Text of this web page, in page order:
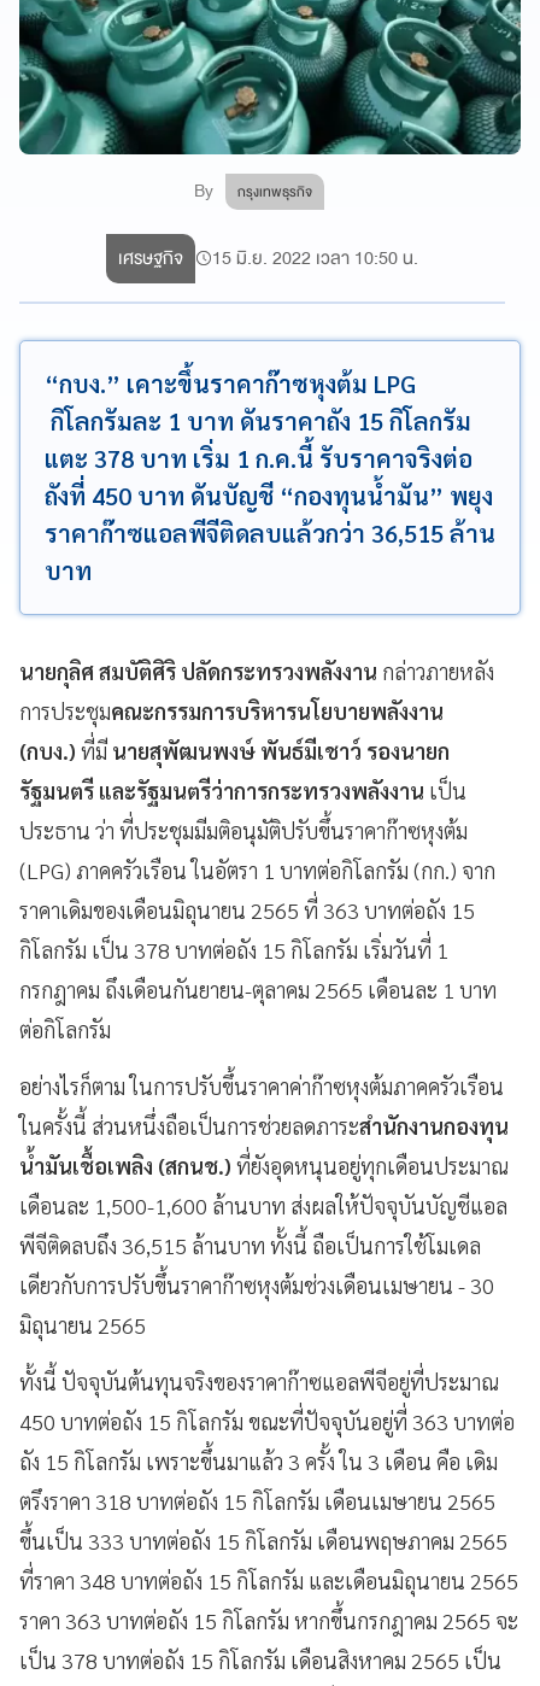
By กรุงเทพธุรกิจ
เศรษฐกิจ 15 มิ.ย. 2022 เวลา 10:50 น.
“กบง.” เคาะขึ้นราคาก๊าซหุงต้ม LPG
กิโลกรัมละ 1 บาท ดันราคาถัง 15 กิโลกรัม
แตะ 378 บาท เริ่ม 1 ก.ค.นี้ รับราคาจริงต่อ
ถังที่ 450 บาท ดันบัญชี “กองทุนน้ำมัน” พยุง
ราคาก๊าซแอลพีจีติดลบแล้วกว่า 36,515 ล้าน
บาท
นายกุลิศ สมบัติศิริ ปลัดกระทรวงพลังงาน กล่าวภายหลัง
การประชุมคณะกรรมการบริหารนโยบายพลังงาน
(กบง.) ที่มี นายสุพัฒนพงษ์ พันธ์มีเชาว์ รองนายก
รัฐมนตรี และรัฐมนตรีว่าการกระทรวงพลังงาน เป็น
ประธาน ว่า ที่ประชุมมีมติอนุมัติปรับขึ้นราคาก๊าซหุงต้ม
(LPG) ภาคครัวเรือน ในอัตรา 1 บาทต่อกิโลกรัม (กก.) จาก
ราคาเดิมของเดือนมิถุนายน 2565 ที่ 363 บาทต่อถัง 15
กิโลกรัม เป็น 378 บาทต่อถัง 15 กิโลกรัม เริ่มวันที่ 1
กรกฎาคม ถึงเดือนกันยายน-ตุลาคม 2565 เดือนละ 1 บาท
ต่อกิโลกรัม
อย่างไรก็ตาม ในการปรับขึ้นราคาค่าก๊าซหุงต้มภาคครัวเรือน
ในครั้งนี้ ส่วนหนึ่งถือเป็นการช่วยลดภาระสำนักงานกองทุน
น้ำมันเชื้อเพลิง (สกนช.) ที่ยังอุดหนุนอยู่ทุกเดือนประมาณ
เดือนละ 1,500-1,600 ล้านบาท ส่งผลให้ปัจจุบันบัญชีแอล
พีจีติดลบถึง 36,515 ล้านบาท ทั้งนี้ ถือเป็นการใช้โมเดล
เดียวกับการปรับขึ้นราคาก๊าซหุงต้มช่วงเดือนเมษายน - 30
มิถุนายน 2565
ทั้งนี้ ปัจจุบันต้นทุนจริงของราคาก๊าซแอลพีจีอยู่ที่ประมาณ
450 บาทต่อถัง 15 กิโลกรัม ขณะที่ปัจจุบันอยู่ที่ 363 บาทต่อ
ถัง 15 กิโลกรัม เพราะขึ้นมาแล้ว 3 ครั้ง ใน 3 เดือน คือ เดิม
ตรึงราคา 318 บาทต่อถัง 15 กิโลกรัม เดือนเมษายน 2565
ขึ้นเป็น 333 บาทต่อถัง 15 กิโลกรัม เดือนพฤษภาคม 2565
ที่ราคา 348 บาทต่อถัง 15 กิโลกรัม และเดือนมิถุนายน 2565
ราคา 363 บาทต่อถัง 15 กิโลกรัม หากขึ้นกรกฎาคม 2565 จะ
เป็น 378 บาทต่อถัง 15 กิโลกรัม เดือนสิงหาคม 2565 เป็น